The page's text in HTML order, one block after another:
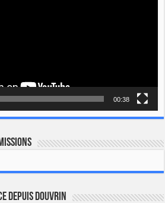
00:38
depuis Douvrin